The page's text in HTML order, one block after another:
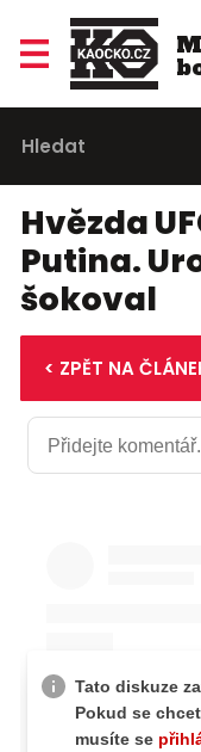
Hvězda
Putina.
šokoval
< ZPĚT NA